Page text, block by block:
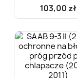
103,00 zł
